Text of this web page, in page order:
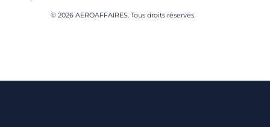
© 2026 AEROAFFAIRES. Tous droits réservés.